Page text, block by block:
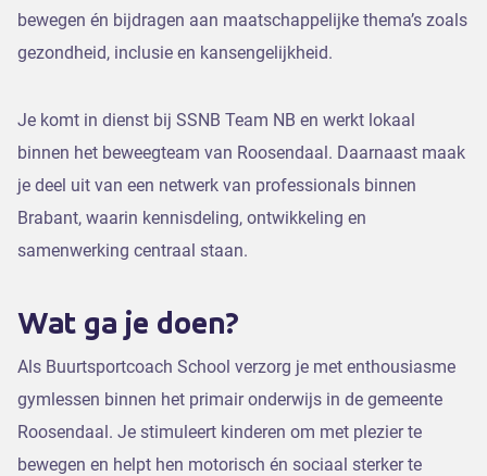
bewegen én bijdragen aan maatschappelijke thema’s zoals
gezondheid, inclusie en kansengelijkheid.
Je komt in dienst bij SSNB Team NB en werkt lokaal
binnen het beweegteam van Roosendaal. Daarnaast maak
je deel uit van een netwerk van professionals binnen
Brabant, waarin kennisdeling, ontwikkeling en
samenwerking centraal staan.
Wat ga je doen?
Als Buurtsportcoach School verzorg je met enthousiasme
gymlessen binnen het primair onderwijs in de gemeente
Roosendaal. Je stimuleert kinderen om met plezier te
bewegen en helpt hen motorisch én sociaal sterker te